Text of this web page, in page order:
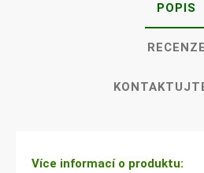
POPIS
RECENZE
Více informací o produktu: